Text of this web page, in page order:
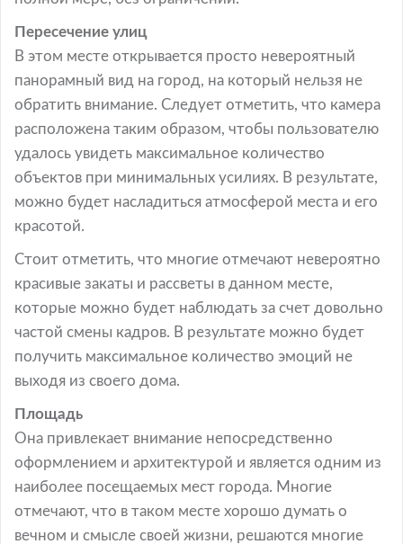
Пересечение улиц
В этом месте открывается просто невероятный
панорамный вид на город, на который нельзя не
обратить внимание. Следует отметить, что камера
расположена таким образом, чтобы пользователю
удалось увидеть максимальное количество
объектов при минимальных усилиях. В результате,
можно будет насладиться атмосферой места и его
красотой.
Стоит отметить, что многие отмечают невероятно
красивые закаты и рассветы в данном месте,
которые можно будет наблюдать за счет довольно
частой смены кадров. В результате можно будет
получить максимальное количество эмоций не
выходя из своего дома.
Площадь
Она привлекает внимание непосредственно
оформлением и архитектурой и является одним из
наиболее посещаемых мест города. Многие
отмечают, что в таком месте хорошо думать о
вечном и смысле своей жизни, решаются многие